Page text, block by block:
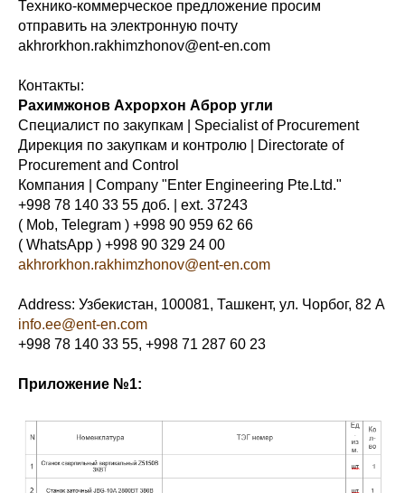
Технико-коммерческое предложение просим
отправить на электронную почту
akhrorkhon.rakhimzhonov@ent-en.com
Контакты:
Рахимжонов Ахрорхон Аброр угли
Специалист по закупкам | Specialist of Procurement
Дирекция по закупкам и контролю | Directorate of
Procurement and Control
Компания | Company "Enter Engineering Pte.Ltd."
+998 78 140 33 55 доб. | ext. 37243
( Mob, Telegram ) +998 90 959 62 66
( WhatsApp ) +998 90 329 24 00
akhrorkhon.rakhimzhonov@ent-en.com
Address: Узбекистан, 100081, Ташкент, ул. Чорбог, 82 А
info.ee@ent-en.com
+998 78 140 33 55, +998 71 287 60 23
Приложение №1: